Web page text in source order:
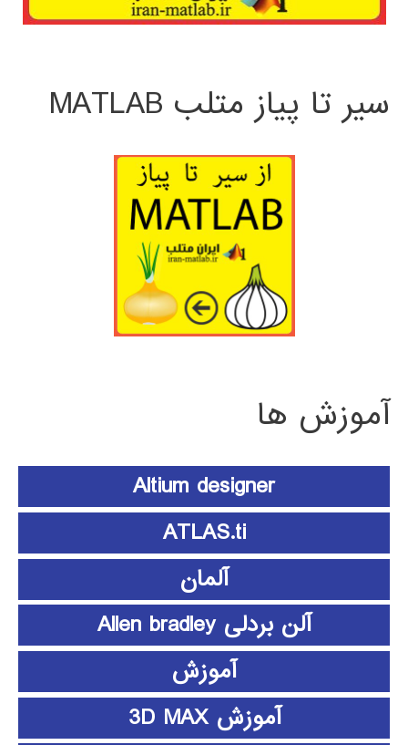
سیر تا پیاز متلب MATLAB
آموزش ها
Altium designer
ATLAS.ti
آلمان
آلن بردلی Allen bradley
آموزش
آموزش 3D MAX